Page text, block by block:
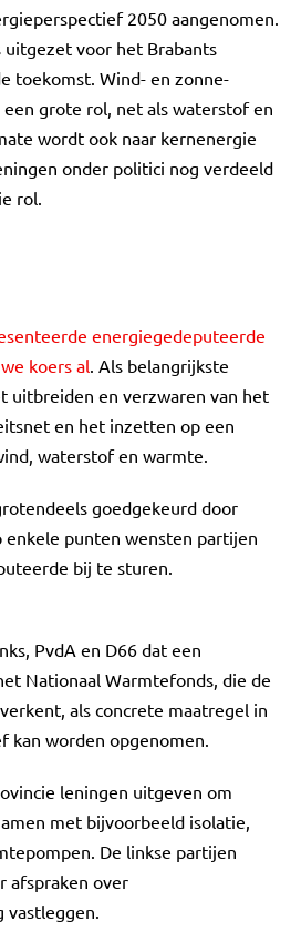
2050 aangenomen.
uitgezet voor het Brabants
toekomst. Wind- en zonne-
grote rol, net als waterstof en
wordt ook naar kernenergie
onder politici nog verdeeld
rol.
energiegedeputeerde
koers al. Als belangrijkste
uitbreiden en verzwaren van het
en het inzetten op een
waterstof en warmte.
goedgekeurd door
enkele punten wensten partijen
bij te sturen.
PvdA en D66 dat een
Nationaal Warmtefonds, die de
als concrete maatregel in
kan worden opgenomen.
leningen uitgeven om
met bijvoorbeeld isolatie,
De linkse partijen
afspraken over
vastleggen.